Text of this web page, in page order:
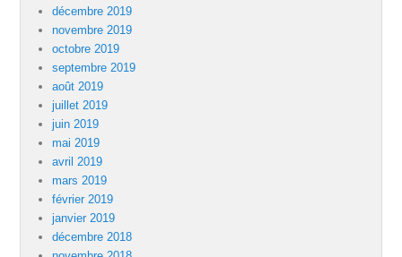
décembre 2019
novembre 2019
octobre 2019
septembre 2019
août 2019
juillet 2019
juin 2019
mai 2019
avril 2019
mars 2019
février 2019
janvier 2019
décembre 2018